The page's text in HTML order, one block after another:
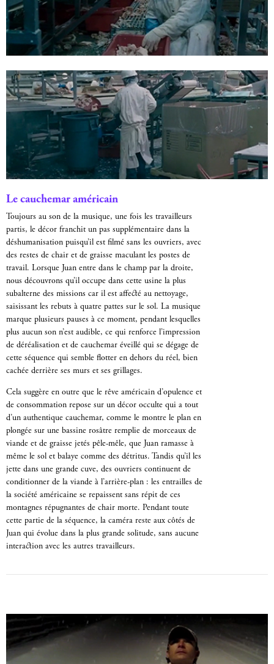
Le cauchemar américain
Toujours au son de la musique, une fois les travailleurs
partis, le décor franchit un pas supplémentaire dans la
déshumanisation puisqu’il est filmé sans les ouvriers, avec
des restes de chair et de graisse maculant les postes de
travail. Lorsque Juan entre dans le champ par la droite,
nous découvrons qu’il occupe dans cette usine la plus
subalterne des missions car il est affecté au nettoyage,
saisissant les rebuts à quatre pattes sur le sol. La musique
marque plusieurs pauses à ce moment, pendant lesquelles
plus aucun son n’est audible, ce qui renforce l’impression
de déréalisation et de cauchemar éveillé qui se dégage de
cette séquence qui semble flotter en dehors du réel, bien
cachée derrière ses murs et ses grillages.
Cela suggère en outre que le rêve américain d’opulence et
de consommation repose sur un décor occulte qui a tout
d’un authentique cauchemar, comme le montre le plan en
plongée sur une bassine rosâtre remplie de morceaux de
viande et de graisse jetés pêle-mêle, que Juan ramasse à
même le sol et balaye comme des détritus. Tandis qu’il les
jette dans une grande cuve, des ouvriers continuent de
conditionner de la viande à l’arrière-plan : les entrailles de
la société américaine se repaissent sans répit de ces
montagnes répugnantes de chair morte. Pendant toute
cette partie de la séquence, la caméra reste aux côtés de
Juan qui évolue dans la plus grande solitude, sans aucune
interaction avec les autres travailleurs.